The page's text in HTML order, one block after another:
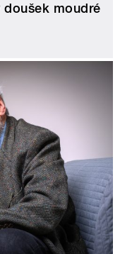
doušek moudré